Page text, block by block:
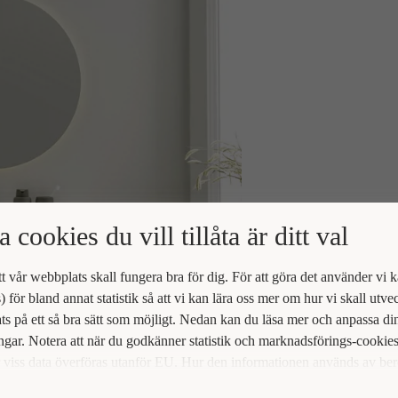
cookies du vill tillåta är ditt val
vår webbplats skall fungera bra för dig. För att göra det använder vi
för bland annat statistik så att vi kan lära oss mer om hur vi skall
på ett så bra sätt som möjligt. Nedan kan du läsa mer och anpassa
Notera att när du godkänner statistik och marknadsförings-cookies
data överföras utanför EU. Hur den informationen används av